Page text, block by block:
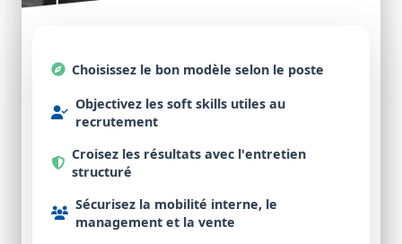
Choisissez le bon modèle selon le poste
Objectivez les soft skills utiles au
recrutement
Croisez les résultats avec l'entretien
structuré
Sécurisez la mobilité interne, le
management et la vente